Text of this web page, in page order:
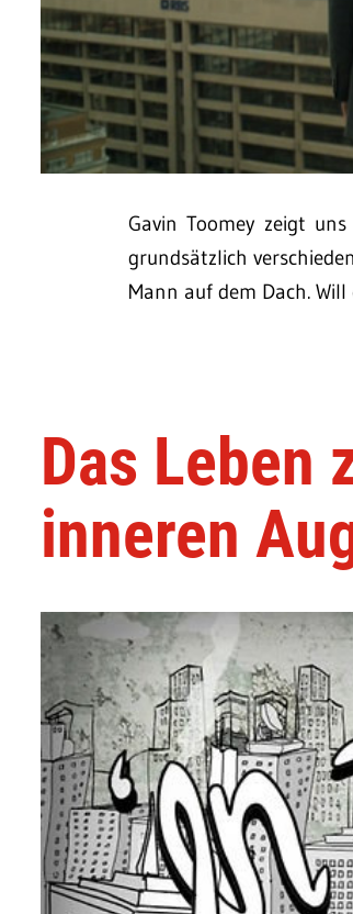
Gavin Toomey zeigt
grundsätzlich
Mann auf dem Dach.
Das Leben
inneren